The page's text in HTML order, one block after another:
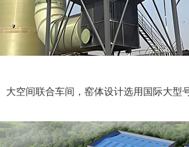
空间联合车间，窑体设计选用国际大型